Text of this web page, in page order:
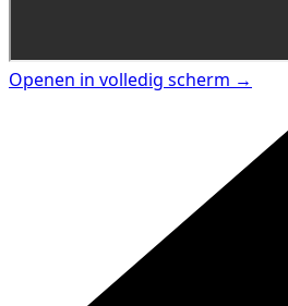
Openen in volledig scherm →